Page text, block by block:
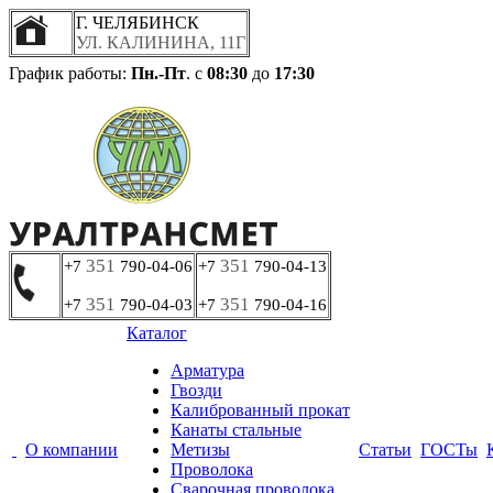
Г. ЧЕЛЯБИНСК
УЛ. КАЛИНИНА, 11Г
График работы: Пн.-Пт. с 08:30 до 17:30
+7 351 790-04-06
+7 351 790-04-03
+7 351 790-04-13
+7 351 790-04-16
О компании
Каталог
Арматура
Гвозди
Калиброванный прокат
Канаты стальные
Метизы
Проволока
Сварочная проволока
Статьи ГОСТы